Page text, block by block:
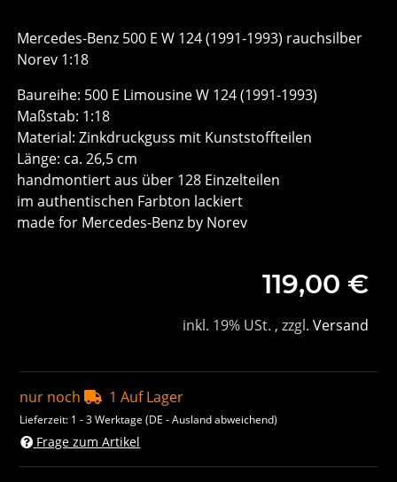
Mercedes-Benz 500 E W 124 (1991-1993) rauchsilber
Norev 1:18
Baureihe: 500 E Limousine W 124 (1991-1993)
Maßstab: 1:18
Material: Zinkdruckguss mit Kunststoffteilen
Länge: ca. 26,5 cm
handmontiert aus über 128 Einzelteilen
im authentischen Farbton lackiert
made for Mercedes-Benz by Norev
119,00 €
inkl. 19% USt. , zzgl. Versand
nur noch 1 Auf Lager
Lieferzeit: 1 - 3 Werktage(DE - Ausland abweichend)
Frage zum Artikel